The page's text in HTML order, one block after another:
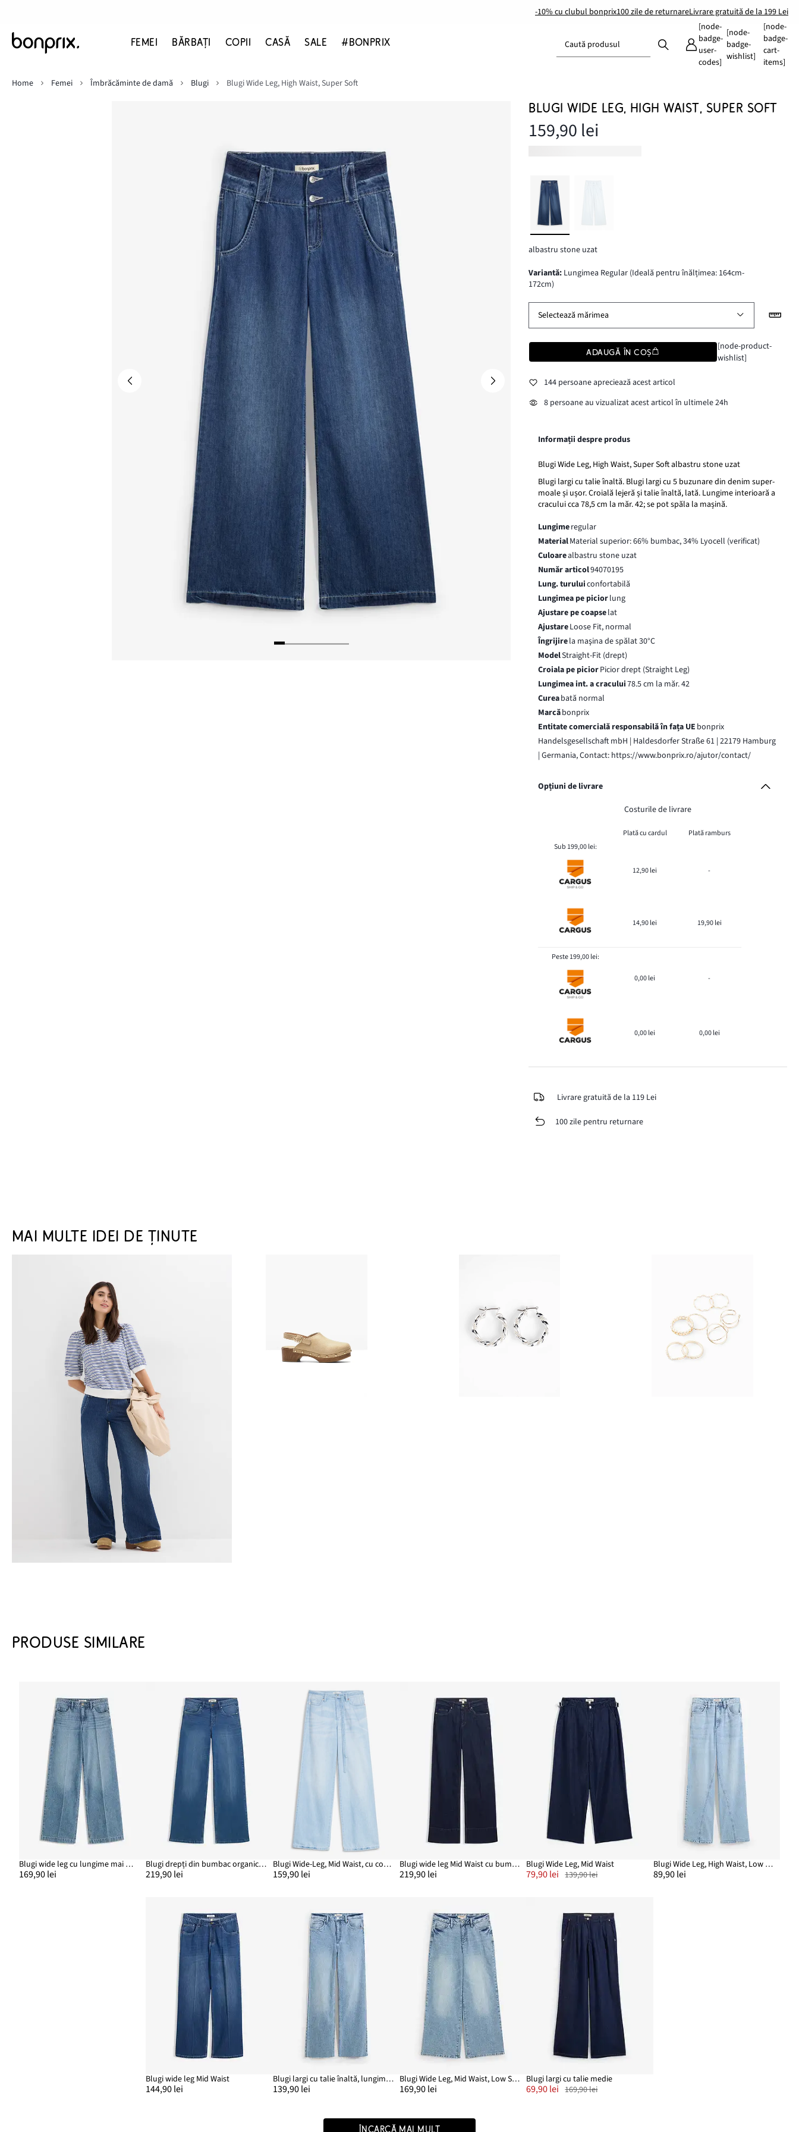
-10% cu clubul bonprix100 zile de returnareLivrare gratuită de la 199 Lei
FEMEI BĂRBAŢI COPII CASĂ SALE #BONPRIX Caută produsul
[node-
badge-
user-
codes]
[node-
badge-
wishlist]
[node-
badge-
cart-
items]
Home
Femei Îmbrăcăminte de damă Blugi Blugi Wide Leg, High Waist, Super Soft
BLUGI WIDE LEG, HIGH WAIST, SUPER SOFT
159,90 lei
albastru stone uzat
variantă: Lungimea Regular (Ideală pentru înălțimea: 164cm-
172cm)
Selectează mărimea
ADAUGĂ ÎN COȘ
[node-product-
wishlist]
144 persoane apreciează acest articol
8 persoane au vizualizat acest articol în ultimele 24h
Informații despre produs
Blugi Wide Leg, High Waist, Super Soft albastru stone uzat
Blugi largi cu talie înaltă. Blugi largi cu 5 buzunare din denim super-
moale și ușor. Croială lejeră și talie înaltă, lată. Lungime interioară a
cracului cca 78,5 cm la măr. 42; se pot spăla la mașină.
Lungimeregular
MaterialMaterial superior: 66% bumbac, 34% Lyocell (verificat)
Culoarealbastru stone uzat
Număr articol94070195
Lung. turuluiconfortabilă
Lungimea pe piciorlung
Ajustare pe coapselat
AjustareLoose Fit, normal
Îngrijirela maşina de spălat 30°C
ModelStraight-Fit (drept)
Croiala pe piciorPicior drept (Straight Leg)
Lungimea int. a cracului78.5 cm la măr. 42
Cureabată normal
Marcăbonprix
Entitate comercială responsabilă în fața UE bonprix
Handelsgesellschaft mbH | Haldesdorfer Straße 61 | 22179 Hamburg
| Germania, Contact: https://www.bonprix.ro/ajutor/contact/
Opțiuni de livrare
Costurile de livrare
Plată cu cardul
Plată ramburs
Sub 199,00 lei:
12,90 lei -
14,90 lei 19,90 lei
Peste 199,00 lei:
0,00 lei -
0,00 lei 0,00 lei
Livrare gratuită de la 119 Lei
100 zile pentru returnare
MAI MULTE IDEI DE ȚINUTE
PRODUSE SIMILARE
Blugi wide leg cu lungime mai mare, low stretch, mid waist
169,90 lei
Blugi drepți din bumbac organic Mid Waist
219,90 lei
Blugi Wide-Leg, Mid Waist, cu cordon
159,90 lei
Blugi wide leg Mid Waist cu bumbac organic
219,90 lei
Blugi Wide Leg, Mid Waist
79,90 lei 139,90 lei
Blugi Wide Leg, High Waist, Low Stretch
89,90 lei
Blugi wide leg Mid Waist
144,90 lei
Blugi largi cu talie înaltă, lungimea pe picior lungă
139,90 lei
Blugi Wide Leg, Mid Waist, Low Stretch
169,90 lei
Blugi largi cu talie medie
69,90 lei 169,90 lei
ÎNCARCĂ MAI MULT